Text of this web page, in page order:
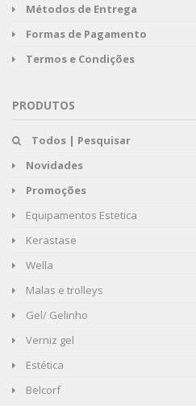
Métodos de Entrega
Formas de Pagamento
Termos e Condições
PRODUTOS
Todos | Pesquisar
Novidades
Promoções
Equipamentos Estetica
Kerastase
Wella
Malas e trolleys
Gel/ Gelinho
Verniz gel
Estética
Belcorf